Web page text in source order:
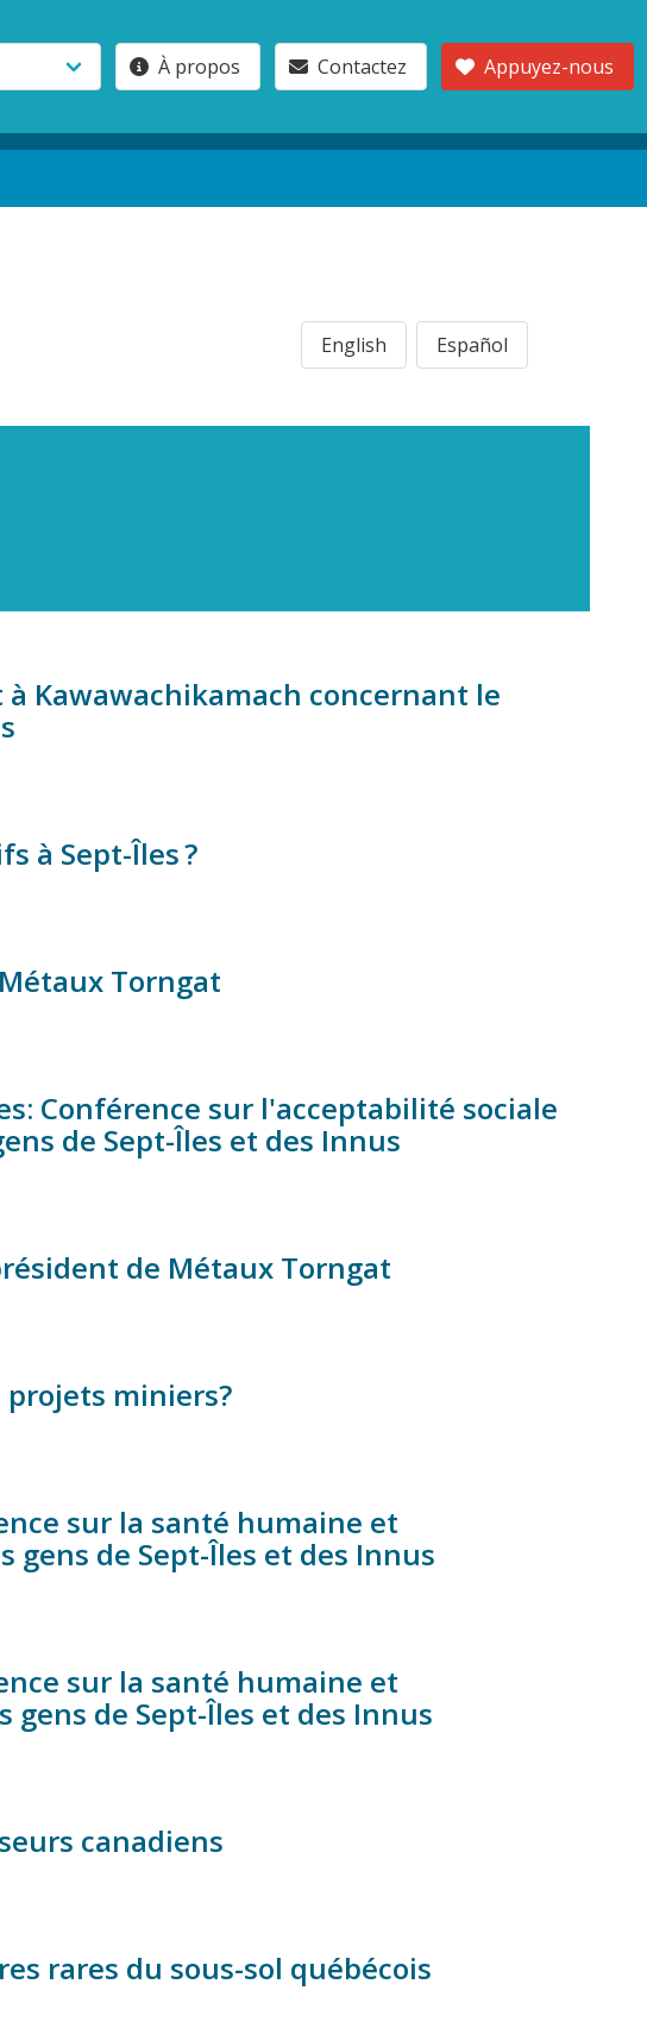
À propos Contactez Appuyez-nous
English Español
Kawawachikamach concernant le
à Sept-Îles ?
Torngat
Conférence sur l'acceptabilité sociale
de Sept-Îles et des Innus
de Métaux Torngat
projets miniers?
sur la santé humaine et
de Sept-Îles et des Innus
sur la santé humaine et
gens de Sept-Îles et des Innus
canadiens
rares du sous-sol québécois